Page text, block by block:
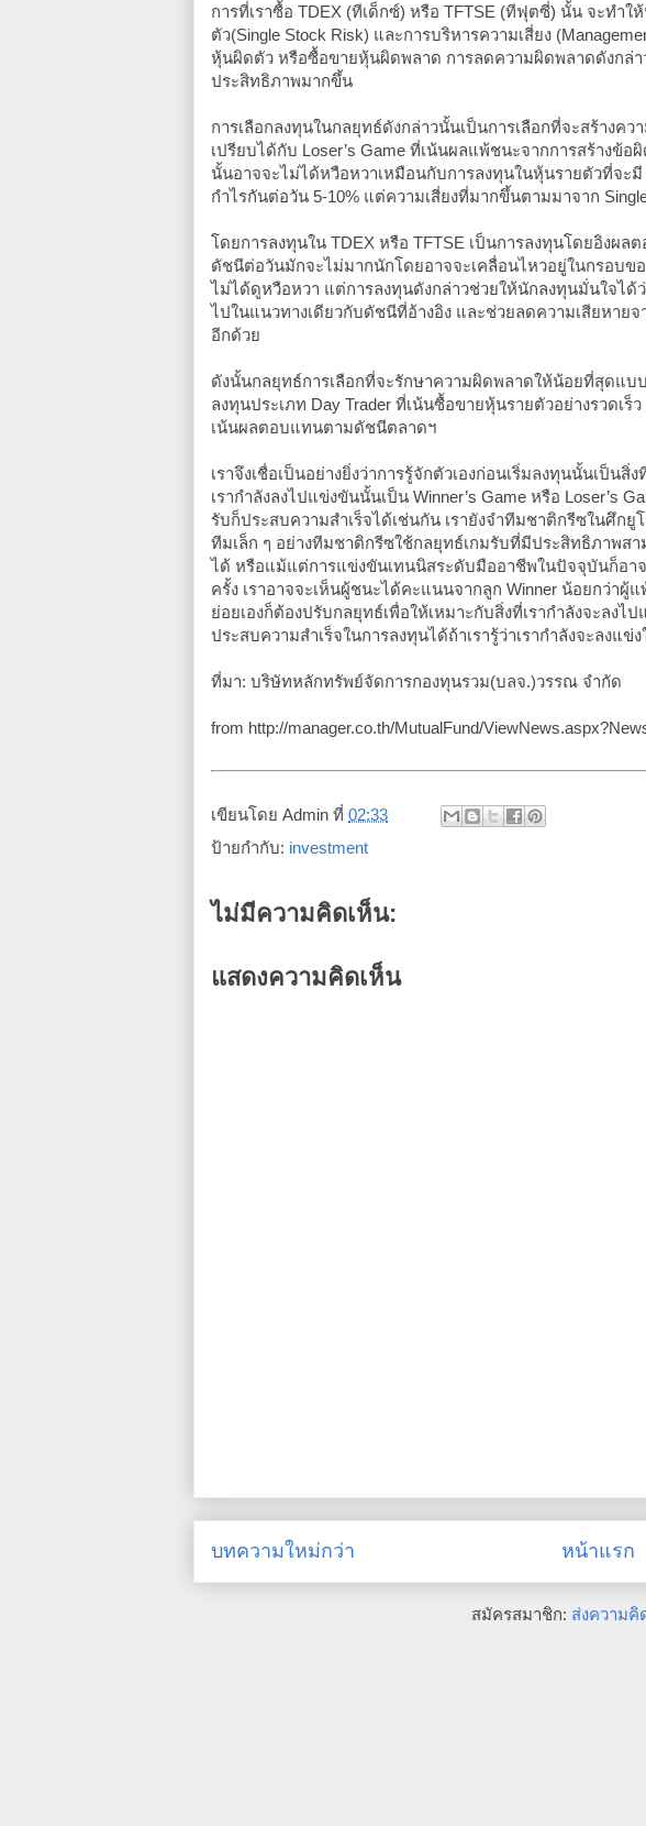
การที่เราซื้อ TDEX (ทีเด็กซ์) หรือ TFTSE (ทีฟุตซี่) นั้น จะทำใ
ตัว(Single Stock Risk) และการบริหารความเสี่ยง
หุ้นผิดตัว หรือซื้อขายหุ้นผิดพลาด การลดความผิดพลาดดังกล่
ประสิทธิภาพมากขึ้น
การเลือกลงทุนในกลยุทธ์ดังกล่าวนั้นเป็นการเลือกที่จะสร้างค
เปรียบได้กับ Loser’s Game ที่เน้นผลแพ้ชนะจากการสร้างข้
นั้นอาจจะไม่ได้หวือหวาเหมือนกับการลงทุนในหุ้นรายตัวที่จะ
กำไรกันต่อวัน 5-10% แต่ความเสี่ยงที่มากขึ้นตามมาจาก
โดยการลงทุนใน TDEX หรือ TFTSE เป็นการลงทุนโดยอิงผ
ดัชนีต่อวันมักจะไม่มากนักโดยอาจจะเคลื่อนไหวอยู่ในกรอบข
ไม่ได้ดูหวือหวา แต่การลงทุนดังกล่าวช่วยให้นักลงทุนมั่นใจได้
ไปในแนวทางเดียวกับดัชนีที่อ้างอิง และช่วยลดความเสียหายจ
อีกด้วย
ดังนั้นกลยุทธ์การเลือกที่จะรักษาความผิดพลาดให้น้อยที่สุดแบ
ลงทุนประเภท Day Trader ที่เน้นซื้อขายหุ้นรายตัวอย่างรวดเ
เน้นผลตอบแทนตามดัชนีตลาดฯ
เราจึงเชื่อเป็นอย่างยิ่งว่าการรู้จักตัวเองก่อนเริ่มลงทุนนั้นเป็น
เรากำลังลงไปแข่งขันนั้นเป็น Winner’s Game หรือ Loser’s
รับก็ประสบความสำเร็จได้เช่นกัน เรายังจำทีมชาติกรีซในศึกยู
ทีมเล็ก ๆ อย่างทีมชาติกรีซใช้กลยุทธ์เกมรับที่มีประสิทธิภาพส
ได้ หรือแม้แต่การแข่งขันเทนนิสระดับมืออาชีพในปัจจุบันก็อาจ
ครั้ง เราอาจจะเห็นผู้ชนะได้คะแนนจากลูก Winner น้อยกว่าผู้
ย่อยเองก็ต้องปรับกลยุทธ์เพื่อให้เหมาะกับสิ่งที่เรากำลังจะลงไ
ประสบความสำเร็จในการลงทุนได้ถ้าเรารู้ว่าเรากำลังจะลงแข่
ที่มา: บริษัทหลักทรัพย์จัดการกองทุนรวม(บลจ.)วรรณ จำกัด
from http://manager.co.th/MutualFund/
เขียนโดย Admin ที่ 02:33
ป้ายกำกับ: investment
ไม่มีความคิดเห็น:
แสดงความคิดเห็น
บทความใหม่กว่า หน้าแรก
สมัครสมาชิก: ส่งความคิ